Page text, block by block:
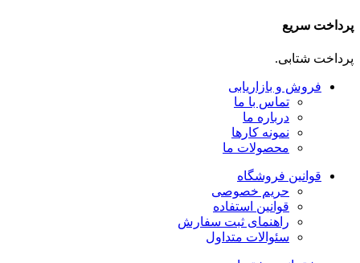
پرداخت سریع
پرداخت شتابی.
فروش و بازاریابی
تماس با ما
درباره ما
نمونه کارها
محصولات ما
قوانین فروشگاه
حریم خصوصی
قوانین استفاده
راهنمای ثبت سفارش
سئوالات متداول